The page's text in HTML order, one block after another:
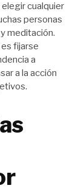
cualquier
personas
meditación.
fijarse
a
a la acción